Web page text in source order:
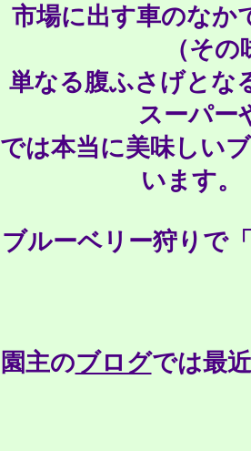
市場に出す車のなか
（そ
単なる腹ふさげとな
スーパー
では本当に美味しい
い
ブルーベリー狩りで
園主のブログでは最